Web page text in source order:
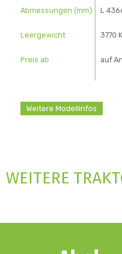
Abmessungen (mm)
L
Leergewicht 3770
Preis ab auf
Weitere Modellinfos
WEITERE
Details